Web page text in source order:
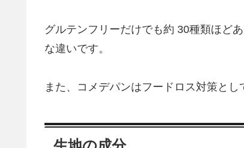
グルテンフリーだけでも約 30種類ほど
な違いです。
また、コメデパンはフードロス対策と